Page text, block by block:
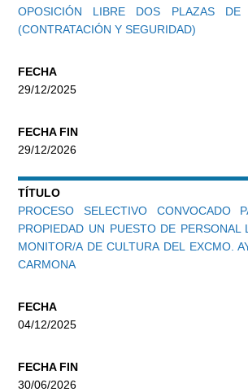
OPOSICIÓN LIBRE DOS PLAZAS DE
(CONTRATACIÓN Y SEGURIDAD)
FECHA
29/12/2025
FECHA FIN
29/12/2026
TÍTULO
PROCESO SELECTIVO CONVOCADO
PROPIEDAD UN PUESTO DE PERSONAL
MONITOR/A DE CULTURA DEL EXCMO.
CARMONA
FECHA
04/12/2025
FECHA FIN
30/06/2026